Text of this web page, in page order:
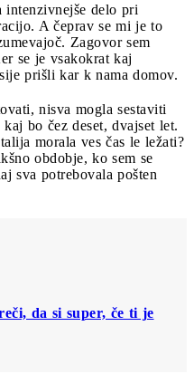
intenzivnejše delo pri
A čeprav se mi je to
Zagovor sem
se je vsakokrat kaj
prišli kar k nama domov.
nisva mogla sestaviti
bo čez deset, dvajset let.
morala ves čas le ležati?
obdobje, ko sem se
sva potrebovala pošten
da si super, če ti je